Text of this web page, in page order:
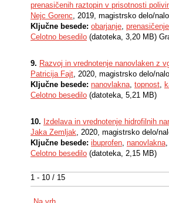
1 - 10 / 15
prenasičenih raztopin v prisotnosti
Nejc Gorenc, 2019, magistrsko delo/
Ključne besede: obarjanje, prenasičenje
Celotno besedilo (datoteka, 3,20 MB)
9. Razvoj in vrednotenje nanovlaken z
Patricija Fajt, 2020, magistrsko delo/
Ključne besede: nanovlakna, topnost,
Celotno besedilo (datoteka, 5,21 MB)
10. Izdelava in vrednotenje hidrofilnih
Jaka Zemljak, 2020, magistrsko delo/
Ključne besede: ibuprofen, nanovlakna
Celotno besedilo (datoteka, 2,15 MB)